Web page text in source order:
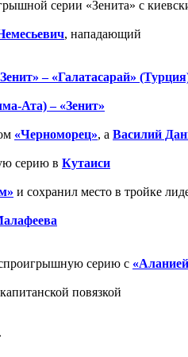
серии «Зенита» с
, нападающий
– «Галатасарай»
Ата) – «Зенит»
«Черноморец», а Василий
серию в Кутаиси
и сохранил место в тройке
серию с
повязкой